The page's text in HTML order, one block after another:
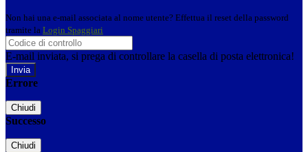
Non hai una e-mail associata al nome utente? Effettua il reset della password
tramite la Login Spaggiari
E-mail inviata, si prega di controllare la casella di posta elettronica!
Errore
Chiudi
Successo
Chiudi